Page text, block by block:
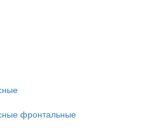
фронтальные